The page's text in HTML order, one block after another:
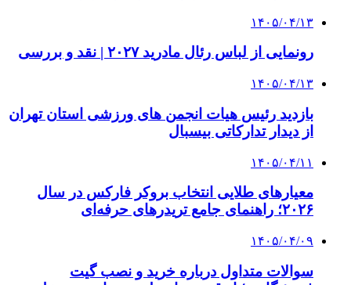
۱۴۰۵/۰۴/۱۳
رونمایی از لباس رئال مادرید ۲۰۲۷ | نقد و بررسی
۱۴۰۵/۰۴/۱۳
بازدید رئیس هیات انجمن های ورزشی استان تهران
از دیدار تدارکاتی بیسبال
۱۴۰۵/۰۴/۱۱
معیارهای طلایی انتخاب بروکر فارکس در سال
۲۰۲۶؛ راهنمای جامع تریدرهای حرفه‌ای
۱۴۰۵/۰۴/۰۹
سوالات متداول درباره خرید و نصب گیت